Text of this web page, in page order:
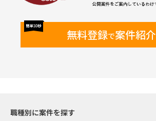
無料登録で案件紹介
職種別に案件を探す